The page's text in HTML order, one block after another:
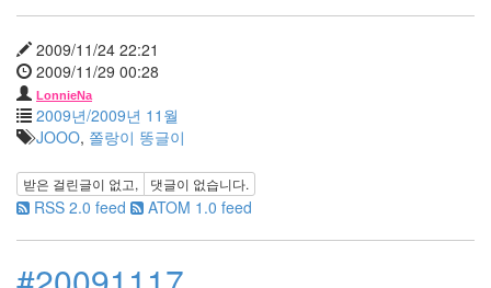
2009/11/24 22:21
2009/11/29 00:28
LonnieNa
2009년/2009년 11월
JOOO, 쫄랑이 똥글이
받은 걸린글이 없고, 댓글이 없습니다.
RSS 2.0 feed ATOM 1.0 feed
노
키
워
드
로
봄
꽃
축
(茶)